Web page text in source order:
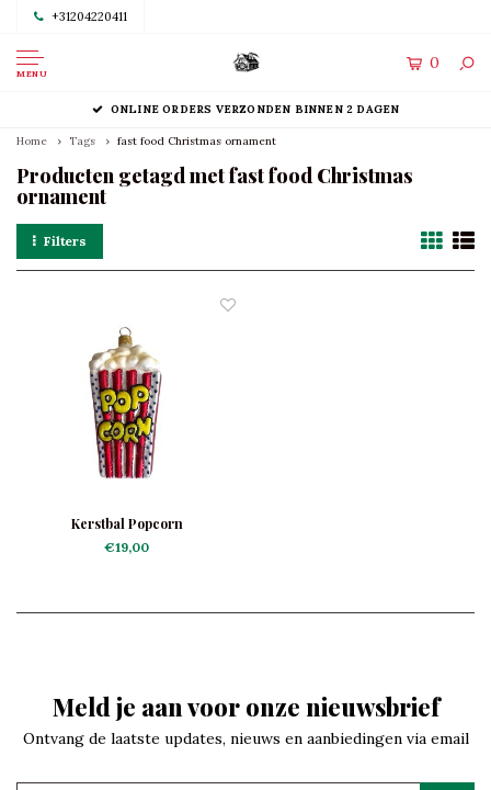
+31204220411
MENU
0
ONLINE ORDERS VERZONDEN BINNEN 2 DAGEN
Home Tags fast food Christmas ornament
Producten getagd met fast food Christmas
ornament
Filters
Kerstbal Popcorn
€19,00
Meld je aan voor onze nieuwsbrief
Ontvang de laatste updates, nieuws en aanbiedingen via email